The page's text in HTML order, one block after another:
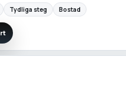
Tydliga steg Bostad